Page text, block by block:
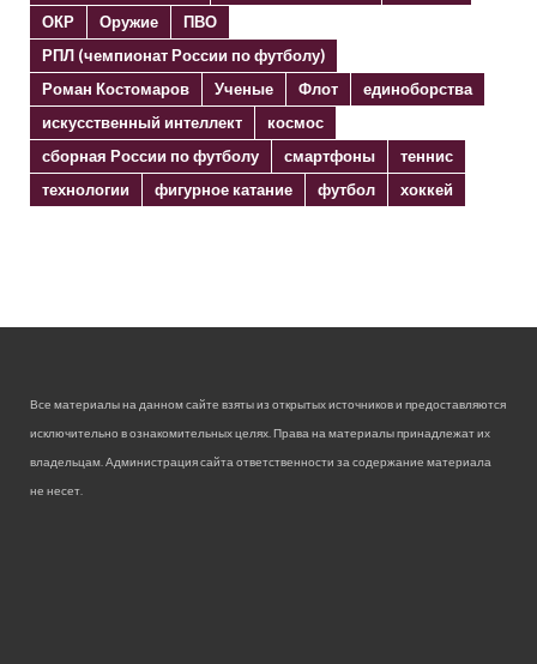
ОКР
Оружие
ПВО
РПЛ (чемпионат России по футболу)
Роман Костомаров
Ученые Флот
единоборства
искусственный интеллект
космос
сборная России по футболу
смартфоны
теннис
технологии
фигурное катание футбол хоккей
Все материалы на данном сайте взяты из открытых источников и предоставляются
исключительно в ознакомительных целях. Права на материалы принадлежат их
владельцам. Администрация сайта ответственности за содержание материала
не несет.